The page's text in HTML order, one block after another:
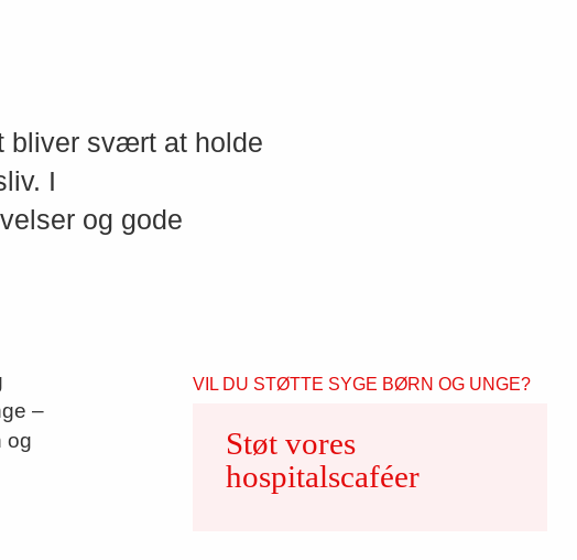
bliver svært at holde
I
og gode
–
og
VIL DU STØTTE SYGE BØRN OG UNGE?
Støt vores
hospitalscaféer